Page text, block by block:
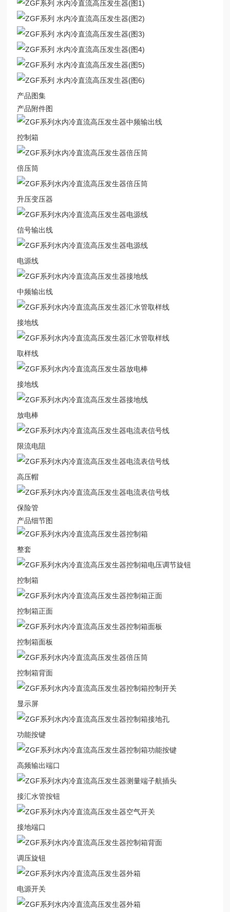
产品图集
产品附件图
控制箱
倍压筒
升压变压器
信号输出线
电源线
中频输出线
接地线
取样线
接地线
放电棒
限流电阻
高压帽
保险管
产品细节图
整套
控制箱
控制箱正面
控制箱面板
控制箱背面
显示屏
功能按键
高频输出端口
接汇水管按钮
接地端口
调压旋钮
电源开关